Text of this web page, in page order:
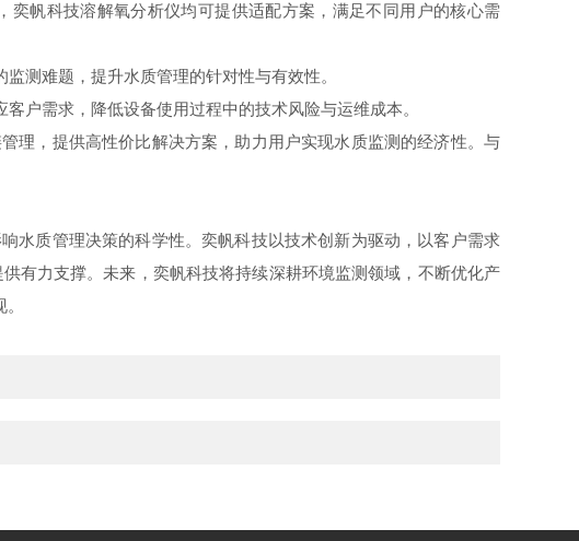
帆科技溶解氧分析仪均可提供适配方案，满足不同用户的核心需
测难题，提升水质管理的针对性与有效性。
户需求，降低设备使用过程中的技术风险与运维成本。
理，提供高性价比解决方案，助力用户实现水质监测的经济性。与
水质管理决策的科学性。奕帆科技以技术创新为驱动，以客户需求
有力支撑。未来，奕帆科技将持续深耕环境监测领域，不断优化产